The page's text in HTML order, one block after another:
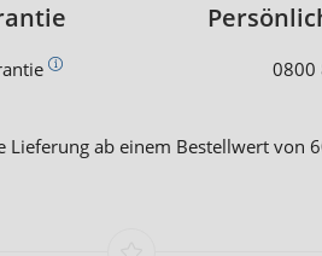
0800
Lieferung ab einem Bestellwert von